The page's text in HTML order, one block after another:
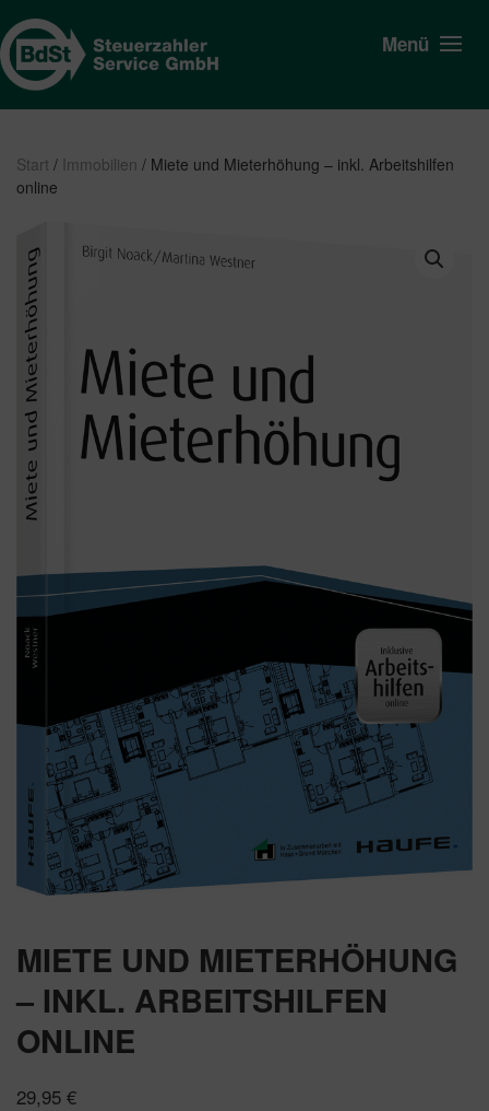
Menü
Start / Immobilien / Miete und Mieterhöhung – inkl. Arbeitshilfen
online
MIETE UND MIETERHÖHUNG
– INKL. ARBEITSHILFEN
ONLINE
29,95 €